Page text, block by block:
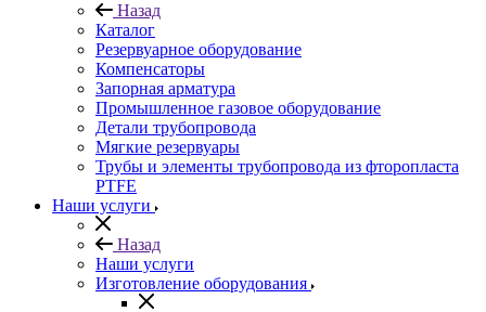
Назад
Каталог
Резервуарное оборудование
Компенсаторы
Запорная арматура
Промышленное газовое оборудование
Детали трубопровода
Мягкие резервуары
Трубы и элементы трубопровода из фторопласта
PTFE
Наши услуги
Назад
Наши услуги
Изготовление оборудования